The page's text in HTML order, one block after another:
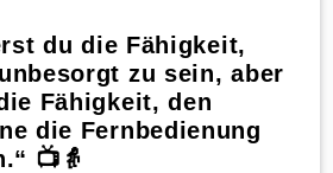
du die Fähigkeit,
zu sein, aber
Fähigkeit, den
die Fernbedienung
📺👵